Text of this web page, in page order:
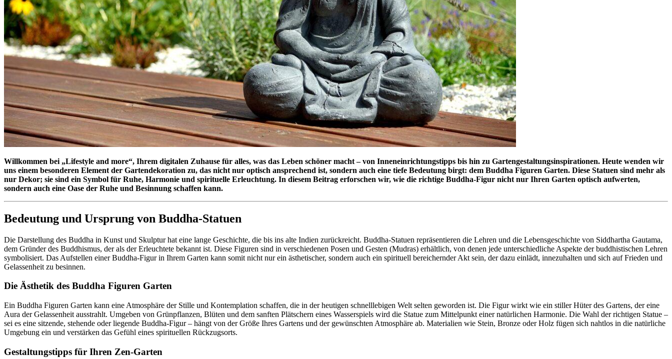
Willkommen bei „Lifestyle and more“, Ihrem digitalen Zuhause für alles, was das Leben schöner macht – von Inneneinrichtungstipps bis hin zu Gartengestaltungsinspirationen. Heute wenden wir
uns einem besonderen Element der Gartendekoration zu, das nicht nur optisch ansprechend ist, sondern auch eine tiefe Bedeutung birgt: dem Buddha Figuren Garten. Diese Statuen sind mehr als
nur Dekor; sie sind ein Symbol für Ruhe, Harmonie und spirituelle Erleuchtung. In diesem Beitrag erforschen wir, wie die richtige Buddha-Figur nicht nur Ihren Garten optisch aufwerten,
sondern auch eine Oase der Ruhe und Besinnung schaffen kann.
Bedeutung und Ursprung von Buddha-Statuen
Die Darstellung des Buddha in Kunst und Skulptur hat eine lange Geschichte, die bis ins alte Indien zurückreicht. Buddha-Statuen repräsentieren die Lehren und die Lebensgeschichte von Siddhartha Gautama,
dem Gründer des Buddhismus, der als der Erleuchtete bekannt ist. Diese Figuren sind in verschiedenen Posen und Gesten (Mudras) erhältlich, von denen jede unterschiedliche Aspekte der buddhistischen Lehren
symbolisiert. Das Aufstellen einer Buddha-Figur in Ihrem Garten kann somit nicht nur ein ästhetischer, sondern auch ein spirituell bereichernder Akt sein, der dazu einlädt, innezuhalten und sich auf Frieden und
Gelassenheit zu besinnen.
Die Ästhetik des Buddha Figuren Garten
Ein Buddha Figuren Garten kann eine Atmosphäre der Stille und Kontemplation schaffen, die in der heutigen schnelllebigen Welt selten geworden ist. Die Figur wirkt wie ein stiller Hüter des Gartens, der eine
Aura der Gelassenheit ausstrahlt. Umgeben von Grünpflanzen, Blüten und dem sanften Plätschern eines Wasserspiels wird die Statue zum Mittelpunkt einer natürlichen Harmonie. Die Wahl der richtigen Statue –
sei es eine sitzende, stehende oder liegende Buddha-Figur – hängt von der Größe Ihres Gartens und der gewünschten Atmosphäre ab. Materialien wie Stein, Bronze oder Holz fügen sich nahtlos in die natürliche
Umgebung ein und verstärken das Gefühl eines spirituellen Rückzugsorts.
Gestaltungstipps für Ihren Zen-Garten